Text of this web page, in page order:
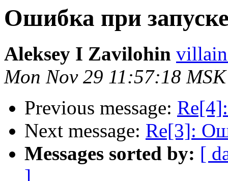
Ошибка при
Aleksey I Zavilohin villain
Mon Nov 29 11:57:18
Previous message:
Next message: Re[3]:
Messages sorted by: [
]